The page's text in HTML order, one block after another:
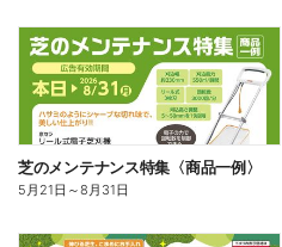
芝のメンテナンス特集〈商品一例〉
5月21日 ～8月31日